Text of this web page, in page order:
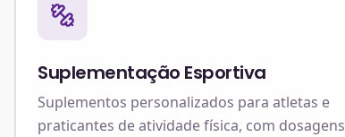
Suplementação Esportiva
Suplementos personalizados para atletas e
praticantes de atividade física, com dosagens